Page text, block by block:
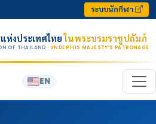
ระบบนักกีฬา
ห่งประเทศไทยในพระบรมราชูปถัมภ์
OF THAILAND · UNDER HIS MAJESTY’S PATRONAGE
EN